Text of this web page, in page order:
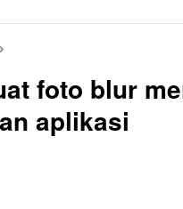
foto blur
aplikasi